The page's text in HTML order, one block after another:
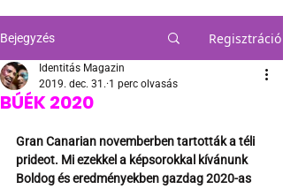
Bejegyzés Regisztráció
BÚÉK 2020
Identitás Magazin
2019. dec. 31. 1 perc olvasás
Gran Canarian novemberben tartották a téli
prideot. Mi ezekkel a képsorokkal kívánunk
Boldog és eredményekben gazdag 2020-as